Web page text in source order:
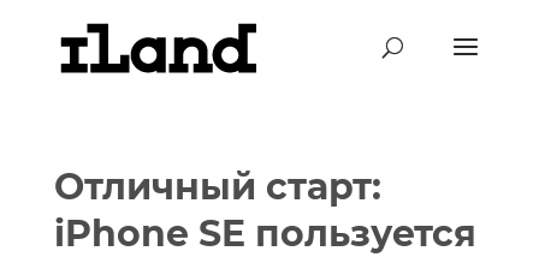
Отличный старт:
iPhone SE пользуется